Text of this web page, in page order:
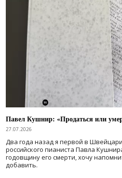
Павел Кушнир: «Продаться или
27.07.2026
Два года назад я первой в
российского пианиста Павла
годовщину его смерти, хочу
добавить.